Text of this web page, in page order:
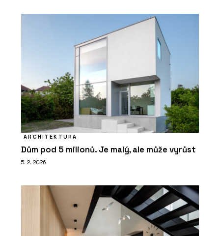
Vířivky – Aquamarine Spa
ARCHITEKTURA
Dům pod 5 milionů. Je malý, ale může vyrůst
5. 2. 2026